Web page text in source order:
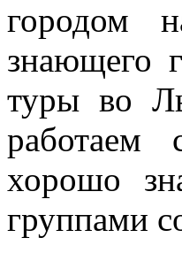
городом
знающего
туры во
работаем
хорошо
группами